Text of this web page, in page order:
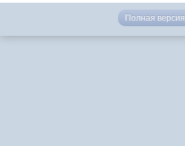
Полная версия